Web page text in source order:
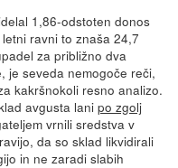
1,86-odstoten donos
ravni to znaša 24,7
za približno dva
je seveda nemogoče reči,
kakršnokoli resno analizo.
avgusta lani po zgolj
vrnili sredstva v
da so sklad likvidirali
in ne zaradi slabih